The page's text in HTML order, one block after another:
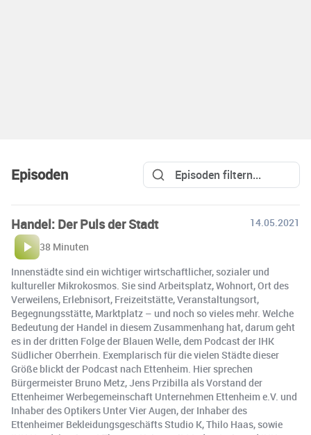
Episoden
Handel: Der Puls der Stadt
14.05.2021
38 Minuten
Innenstädte sind ein wichtiger wirtschaftlicher, sozialer und
kultureller Mikrokosmos. Sie sind Arbeitsplatz, Wohnort, Ort des
Verweilens, Erlebnisort, Freizeitstätte, Veranstaltungsort,
Begegnungsstätte, Marktplatz – und noch so vieles mehr. Welche
Bedeutung der Handel in diesem Zusammenhang hat, darum geht
es in der dritten Folge der Blauen Welle, dem Podcast der IHK
Südlicher Oberrhein. Exemplarisch für die vielen Städte dieser
Größe blickt der Podcast nach Ettenheim. Hier sprechen
Bürgermeister Bruno Metz, Jens Przibilla als Vorstand der
Ettenheimer Werbegemeinschaft Unternehmen Ettenheim e.V. und
Inhaber des Optikers Unter Vier Augen, der Inhaber des
Ettenheimer Bekleidungsgeschäfts Studio K, Thilo Haas, sowie